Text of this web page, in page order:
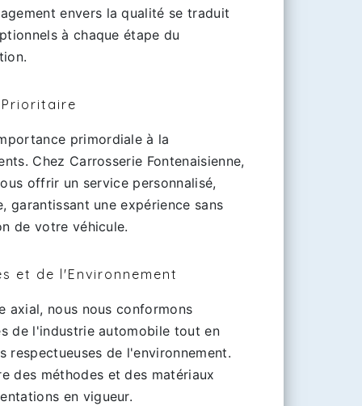
envers la qualité se traduit
à chaque étape du
primordiale à la
Chez Carrosserie Fontenaisienne,
offrir un service personnalisé,
garantissant une expérience sans
de votre véhicule.
et de l'Environnement
axial, nous nous conformons
de l'industrie automobile tout en
respectueuses de l'environnement.
des méthodes et des matériaux
en vigueur.